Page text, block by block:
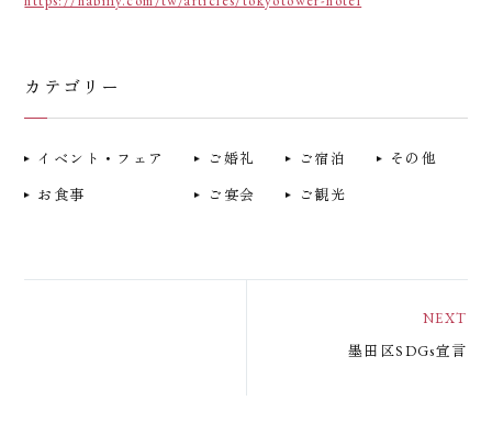
カテゴリー
イベント・フェア
お食事
ご婚礼
ご宴会
ご宿泊
ご観光
その他
墨田区SDGs宣言
ご宿泊 お食事 ご宴会 ご婚礼 ご観光